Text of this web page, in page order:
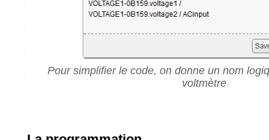
Pour simplifier le code, on donne un nom
voltmètre